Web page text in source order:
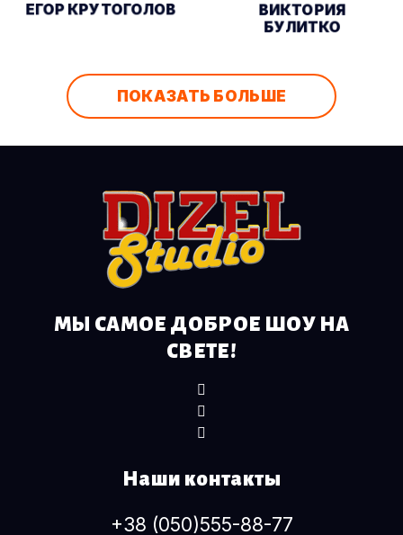
ЕГОР КРУТОГОЛОВ
ВИКТОРИЯ
БУЛИТКО
ПОКАЗАТЬ БОЛЬШЕ
МЫ САМОЕ ДОБРОЕ ШОУ НА
СВЕТЕ!
Наши контакты
+38 (050)555-88-77